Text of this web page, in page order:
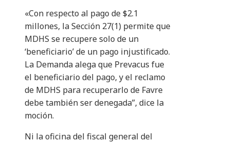
«Con respecto al pago de $2.1
millones, la Sección 27(1) permite que
MDHS se recupere solo de un
‘beneficiario’ de un pago injustificado.
La Demanda alega que Prevacus fue
el beneficiario del pago, y el reclamo
de MDHS para recuperarlo de Favre
debe también ser denegada”, dice la
moción.
Ni la oficina del fiscal general del